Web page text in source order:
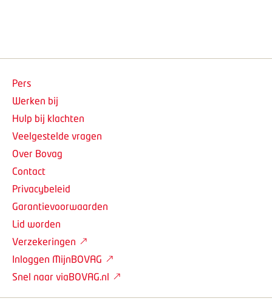
Pers
Werken bij
Hulp bij klachten
Veelgestelde vragen
Over Bovag
Contact
Privacybeleid
Garantievoorwaarden
Lid worden
Verzekeringen
Inloggen MijnBOVAG
Snel naar viaBOVAG.nl